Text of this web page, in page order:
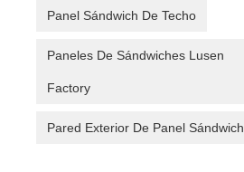
Panel Sándwich De Techo
Paneles De Sándwiches Lusen
Factory
Pared Exterior De Panel Sándwich